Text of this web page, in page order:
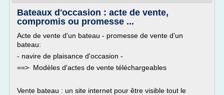
Bateaux d'occasion : acte de vente,
compromis ou promesse ...
Acte de vente d'un bateau - promesse de vente d'un
bateau:
- navire de plaisance d'occasion -
==> Modèles d'actes de vente téléchargeables
Vente bateau : un site internet pour être visible tout le